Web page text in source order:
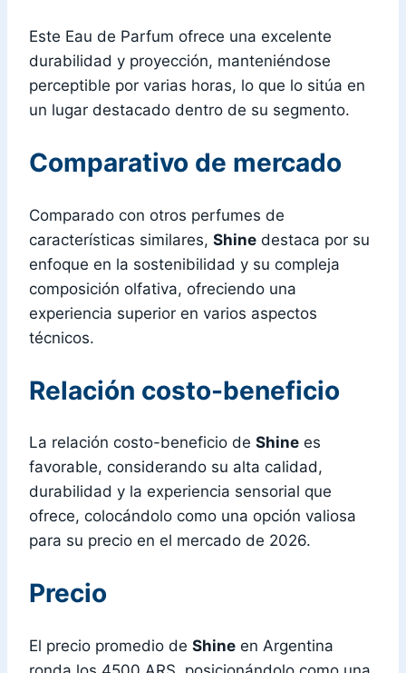
Este Eau de Parfum ofrece una excelente
durabilidad y proyección, manteniéndose
perceptible por varias horas, lo que lo sitúa en
un lugar destacado dentro de su segmento.
Comparativo de mercado
Comparado con otros perfumes de
características similares, Shine destaca por su
enfoque en la sostenibilidad y su compleja
composición olfativa, ofreciendo una
experiencia superior en varios aspectos
técnicos.
Relación costo-beneficio
La relación costo-beneficio de Shine es
favorable, considerando su alta calidad,
durabilidad y la experiencia sensorial que
ofrece, colocándolo como una opción valiosa
para su precio en el mercado de 2026.
Precio
El precio promedio de Shine en Argentina